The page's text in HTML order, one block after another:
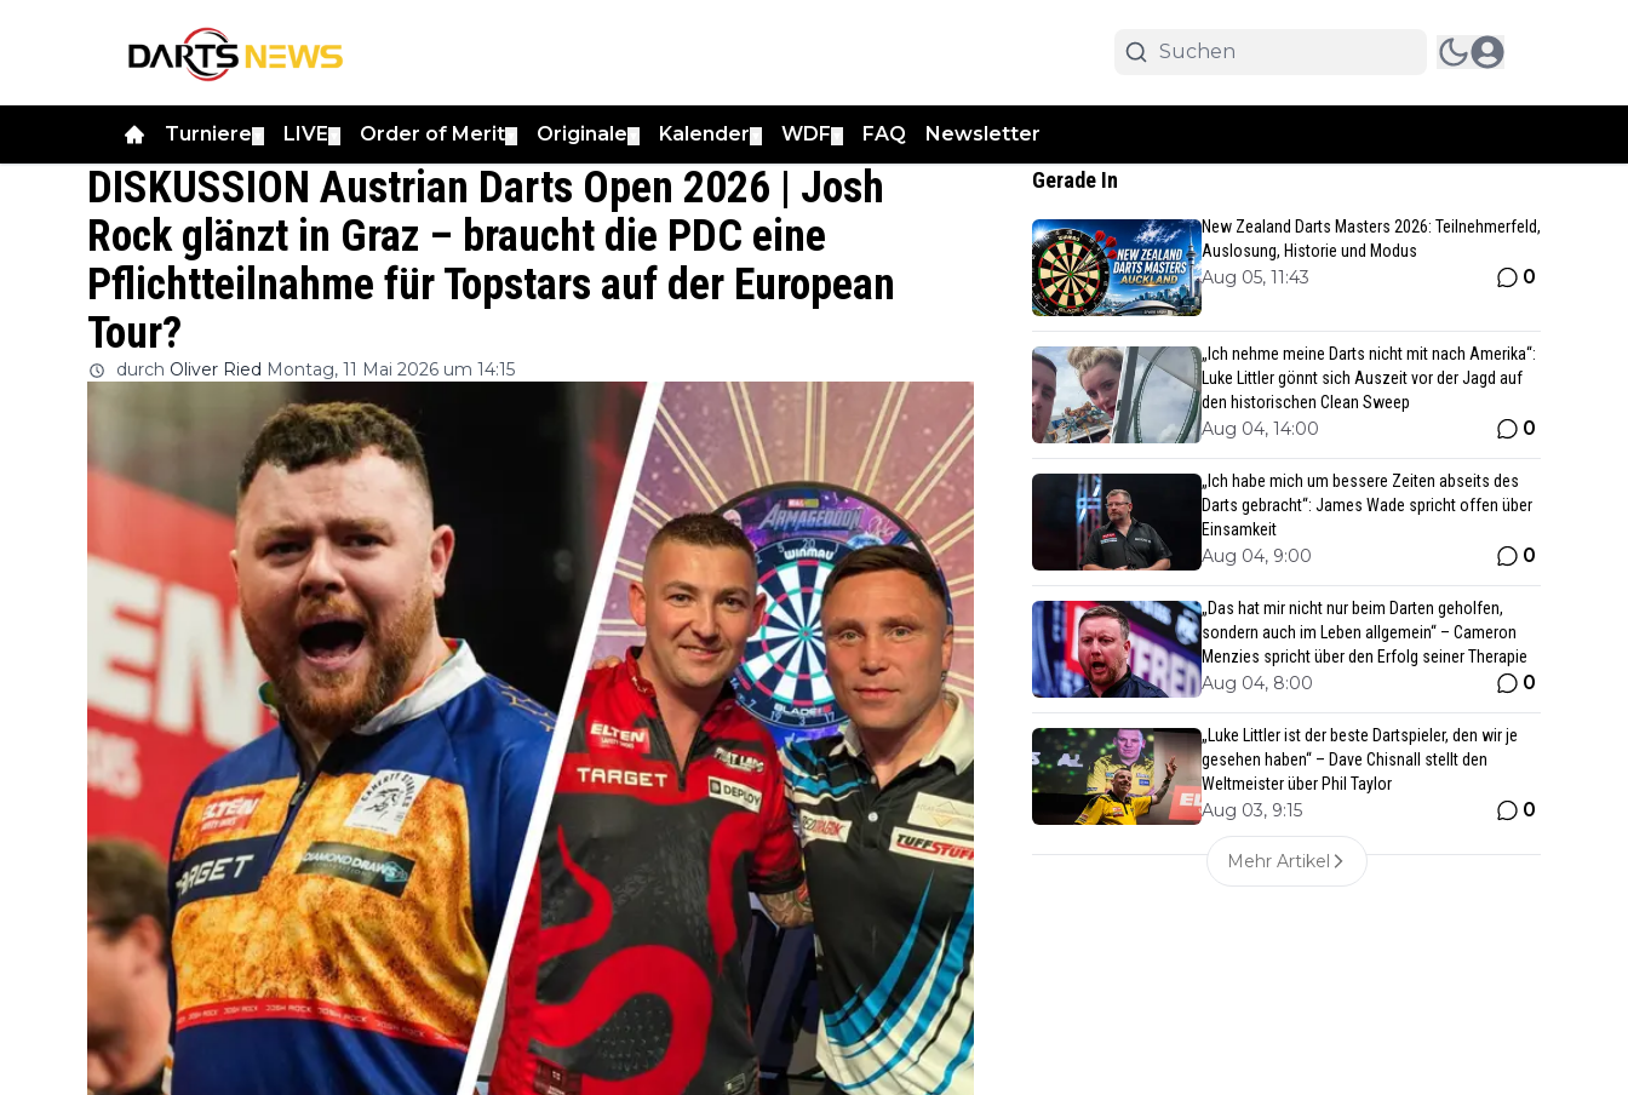
Turniere LIVE Order of Merit Originale Kalender WDF FAQ Newsletter
DISKUSSION Austrian Darts Open 2026 | Josh
Rock glänzt in Graz – braucht die PDC eine
Pflichtteilnahme für Topstars auf der European
Tour?
durch Oliver Ried Montag, 11 Mai 2026 um 14:15
Gerade In
New Zealand Darts Masters 2026: Teilnehmerfeld,
Auslosung, Historie und Modus
Aug 05, 11:43 0
„Ich nehme meine Darts nicht mit nach Amerika“:
Luke Littler gönnt sich Auszeit vor der Jagd auf
den historischen Clean Sweep
Aug 04, 14:00 0
„Ich habe mich um bessere Zeiten abseits des
Darts gebracht“: James Wade spricht offen über
Einsamkeit
Aug 04, 9:00 0
„Das hat mir nicht nur beim Darten geholfen,
sondern auch im Leben allgemein“ – Cameron
Menzies spricht über den Erfolg seiner Therapie
Aug 04, 8:00 0
„Luke Littler ist der beste Dartspieler, den wir je
gesehen haben“ – Dave Chisnall stellt den
Weltmeister über Phil Taylor
Aug 03, 9:15 0
Mehr Artikel